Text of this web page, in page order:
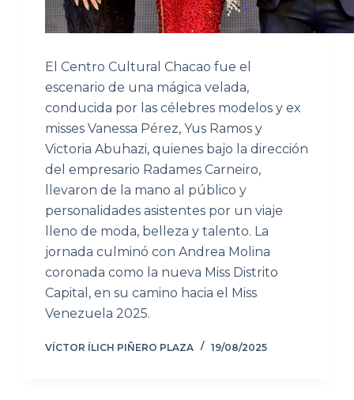
El Centro Cultural Chacao fue el
escenario de una mágica velada,
conducida por las célebres modelos y ex
misses Vanessa Pérez, Yus Ramos y
Victoria Abuhazi, quienes bajo la dirección
del empresario Radames Carneiro,
llevaron de la mano al público y
personalidades asistentes por un viaje
lleno de moda, belleza y talento. La
jornada culminó con Andrea Molina
coronada como la nueva Miss Distrito
Capital, en su camino hacia el Miss
Venezuela 2025.
VÍCTOR ÍLICH PIÑERO PLAZA 19/08/2025